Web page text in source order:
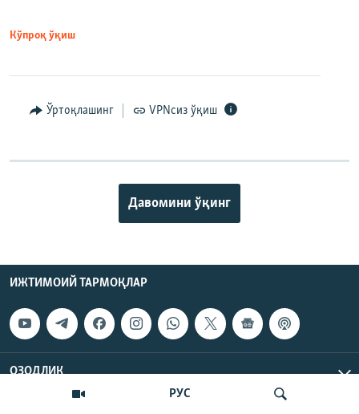
РУС
Кўпроқ ўқиш
Ўртоқлашинг VPNсиз ўқиш
Давомини ўқинг
ИЖТИМОИЙ ТАРМОҚЛАР
ОЗОДЛИК